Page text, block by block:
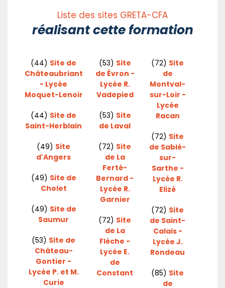
Liste des sites GRETA-CFA
réalisant cette formation
(44) Site de
Châteaubriant
- Lycée
Moquet-Lenoir
(44) Site de
Saint-Herblain
(49) Site
d'Angers
(49) Site de
Cholet
(49) Site de
Saumur
(53) Site de
Château-
Gontier -
Lycée P. et M.
Curie
(53) Site
de Évron -
Lycée R.
Vadepied
(53) Site
de Laval
(72) Site
de La
Ferté-
Bernard -
Lycée R.
Garnier
(72) Site
de La
Flèche -
Lycée E.
de
Constant
(72) Site
de
Montval-
sur-Loir -
Lycée
Racan
(72) Site
de Sablé-
sur-
Sarthe -
Lycée R.
Elizé
(72) Site
de Saint-
Calais -
Lycée J.
Rondeau
(85) Site
de